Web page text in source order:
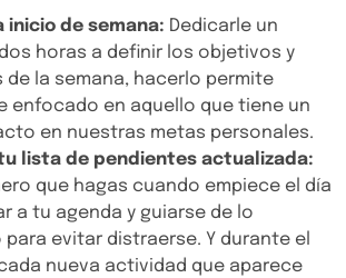
inicio de semana: Dedicarle un
horas a definir los objetivos y
de la semana, hacerlo permite
enfocado en aquello que tiene un
en nuestras metas personales.
lista de pendientes actualizada:
que hagas cuando empiece el día
a tu agenda y guiarse de lo
evitar distraerse. Y durante el
nueva actividad que aparece